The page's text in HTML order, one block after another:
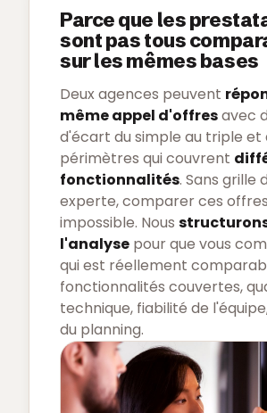
Parce que les
sont pas tous
sur les mêmes bases
Deux agences peuvent
même appel d'offresavec
d'écart du simple au triple et
périmètres qui couvrent
fonctionnalités. Sans grille
experte, comparer ces
impossible. Nous
l'analyse pour que vous
qui est réellement
fonctionnalités couvertes,
technique, fiabilité de
du planning.